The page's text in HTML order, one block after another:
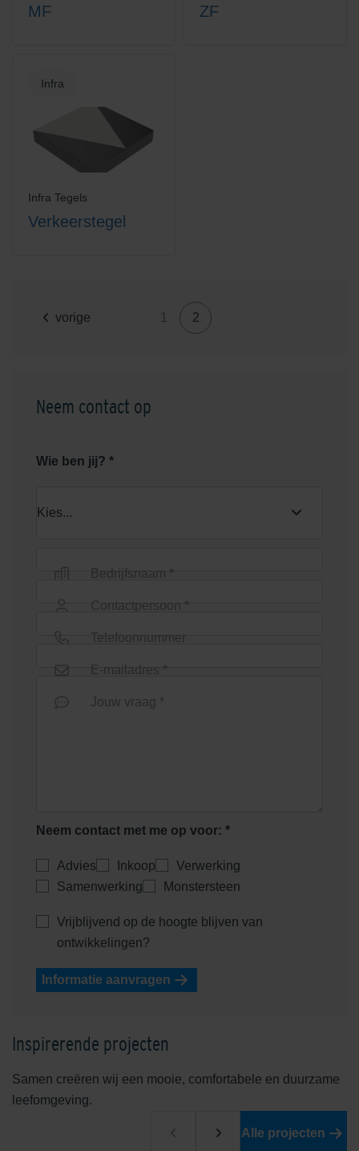
MF
ZF
Infra
Infra Tegels
Verkeerstegel
vorige 1 2
Neem contact op
Wie ben jij? *
Bedrijfsnaam *
Contactpersoon *
Telefoonnummer
E-mailadres *
Jouw vraag *
Neem contact met me op voor: *
Advies Inkoop
Verwerking
Samenwerking
Monstersteen
Vrijblijvend op de hoogte blijven van
ontwikkelingen?
Informatie aanvragen
Inspirerende projecten
Samen creëren wij een mooie, comfortabele en duurzame
leefomgeving.
Alle projecten